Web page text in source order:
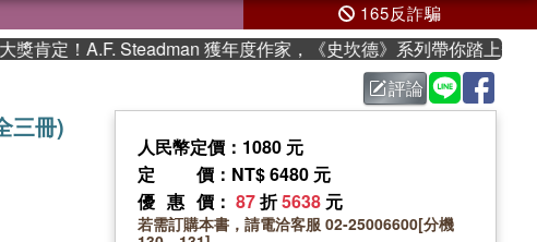
165反詐騙
！A.F. Steadman 獲年度作家，《史坎德》系列帶你踏上熱血奇幻
評論
三冊)
人民幣定價：1080 元
定價 ：NT$ 6480 元
優惠價 ： 87折5638 元
若需訂購本書，請電洽客服 02-25006600[分機